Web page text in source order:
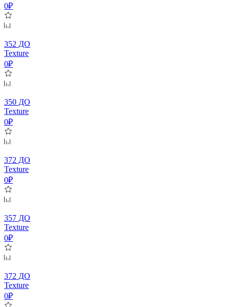
0₽
352 ДО
Texture
0₽
350 ДО
Texture
0₽
372 ДО
Texture
0₽
357 ДО
Texture
0₽
372 ДО
Texture
0₽